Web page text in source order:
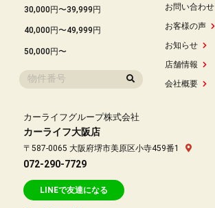
30,000円〜39,999円
40,000円〜49,999円
50,000円〜
お問い合わせ
お客様の声
お知らせ
店舗情報
会社概要
カーライフグループ株式会社
カーライフ大阪店
〒587-0065 大阪府堺市美原区小寺459番1
072-290-7729
LINEで友達になる